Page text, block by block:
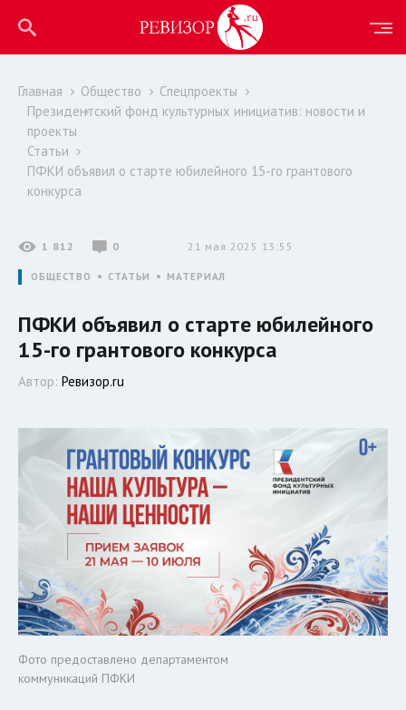
Главная Общество
Спецпроекты
Президентский фонд культурных инициатив: новости и
проекты
Статьи
ПФКИ объявил о старте юбилейного 15-го грантового
конкурса
1 812 0 21 мая 2025 13:55
ОБЩЕСТВО СТАТЬИ МАТЕРИАЛ
ПФКИ объявил о старте юбилейного
15-го грантового конкурса
Автор: Ревизор.ru
Фото предоставлено департаментом
коммуникаций ПФКИ